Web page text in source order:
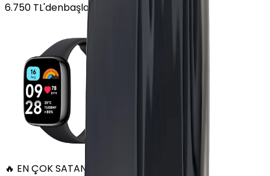
6.750 TL'denbaşlayan fiyatlar
🔥 EN ÇOK SATAN